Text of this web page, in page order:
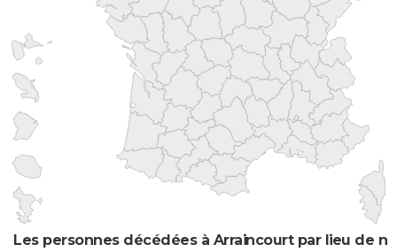
Les personnes décédées à Arraincourt par lieu de